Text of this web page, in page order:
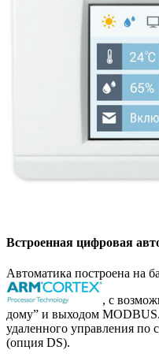
Встроенная цифровая
Автоматика построена на
, с
дому” и выходом
удаленного управления по
(опция DS).